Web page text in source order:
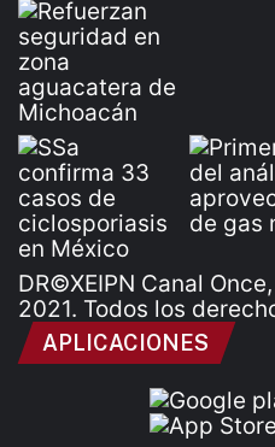
DR©XEIPN Canal
2021. Todos los
APLICACIONES